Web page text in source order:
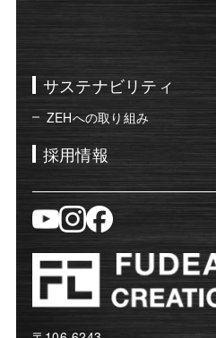
サステナビリティ
ZEHへの取り組み
採用情報